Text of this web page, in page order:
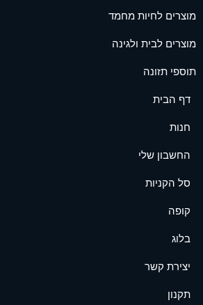
מוצרים לחיות מחמד
מוצרים לבית ולגינה
תוספי תזונה
דף הבית
חנות
החשבון שלי
סל הקניות
קופה
בלוג
יצירת קשר
תקנון